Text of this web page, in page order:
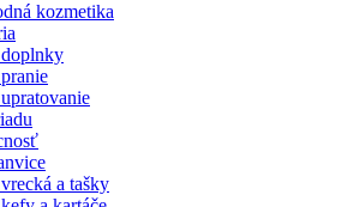
kozmetika
a tašky